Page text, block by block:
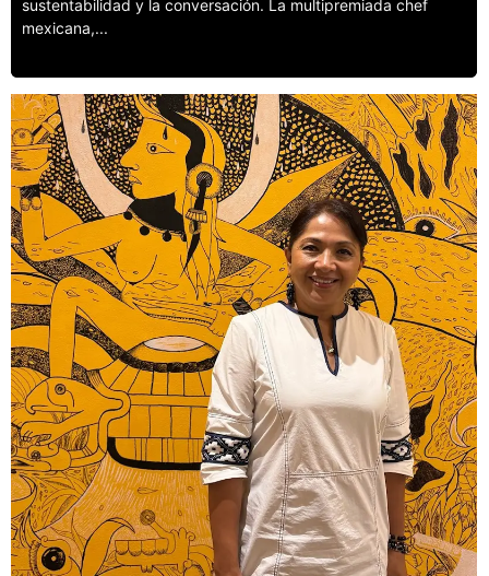
sustentabilidad y la conversación. La multipremiada chef
mexicana,...